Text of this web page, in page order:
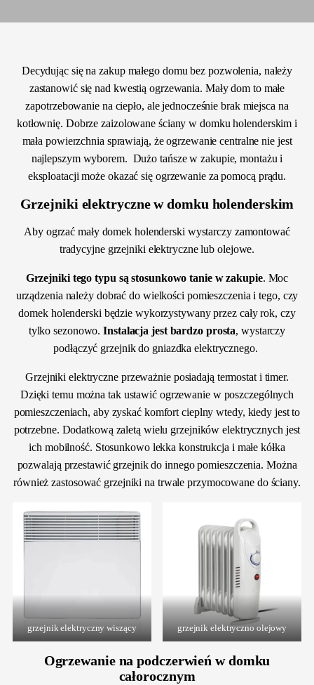
Decydując się na zakup małego domu bez pozwolenia, należy
zastanowić się nad kwestią ogrzewania. Mały dom to małe
zapotrzebowanie na ciepło, ale jednocześnie brak miejsca na
kotłownię. Dobrze zaizolowane ściany w domku holenderskim i
mała powierzchnia sprawiają, że ogrzewanie centralne nie jest
najlepszym wyborem. Dużo tańsze w zakupie, montażu i
eksploatacji może okazać się ogrzewanie za pomocą prądu.
Grzejniki elektryczne w domku holenderskim
Aby ogrzać mały domek holenderski wystarczy zamontować
tradycyjne grzejniki elektryczne lub olejowe.
Grzejniki tego typu są stosunkowo tanie w zakupie. Moc
urządzenia należy dobrać do wielkości pomieszczenia i tego, czy
domek holenderski będzie wykorzystywany przez cały rok, czy
tylko sezonowo.Instalacja jest bardzo prosta, wystarczy
podłączyć grzejnik do gniazdka elektrycznego.
Grzejniki elektryczne przeważnie posiadają termostat i timer.
Dzięki temu można tak ustawić ogrzewanie w poszczególnych
pomieszczeniach, aby zyskać komfort cieplny wtedy, kiedy jest to
potrzebne. Dodatkową zaletą wielu grzejników elektrycznych jest
ich mobilność. Stosunkowo lekka konstrukcja i małe kółka
pozwalają przestawić grzejnik do innego pomieszczenia. Można
również zastosować grzejniki na trwale przymocowane do ściany.
grzejnik elektryczny wiszący grzejnik elektryczno olejowy
Ogrzewanie na podczerwień w domku
całorocznym